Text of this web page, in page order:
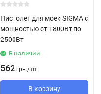
Пистолет для моек SIGMA с
мощностью от 1800Вт по
2500Вт
В наличии
562 грн./шт.
В корзину